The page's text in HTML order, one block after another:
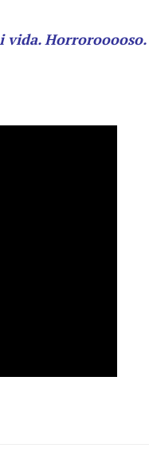
vida. Horrorooooso.